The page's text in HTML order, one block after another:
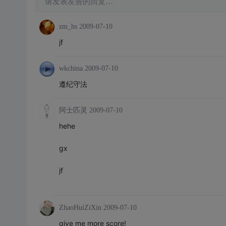
zm_hs 2009-07-10
jf
wkchina 2009-07-10
遵纪守法
阿士匹灵 2009-07-10
hehe
gx
jf
ZhaoHuiZiXin 2009-07-10
give me more score!